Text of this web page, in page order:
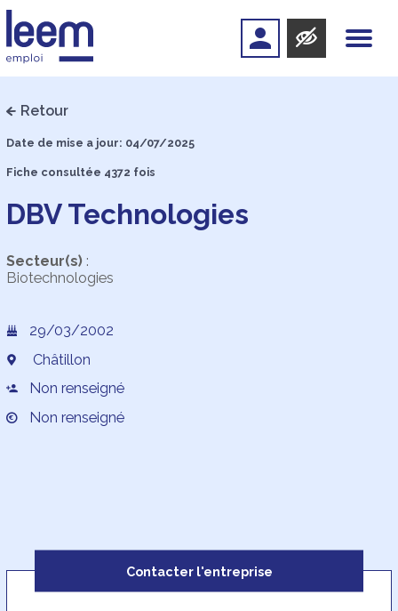
Retour
Date de mise a jour: 04/07/2025
Fiche consultée 4372 fois
DBV Technologies
Secteur(s):
Biotechnologies
29/03/2002
Châtillon
Non renseigné
Non renseigné
Contacter l'entreprise